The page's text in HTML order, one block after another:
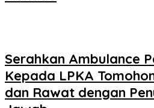
Serahkan Ambulance
Kepada LPKA
dan Rawat dengan